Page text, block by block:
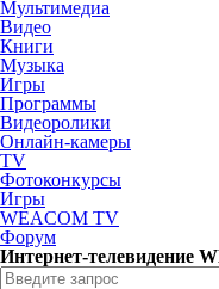
Мультимедиа
Видео
Книги
Музыка
Игры
Программы
Видеоролики
Онлайн-камеры
TV
Фотоконкурсы
Игры
WEACOM TV
Форум
Интернет-телевидение